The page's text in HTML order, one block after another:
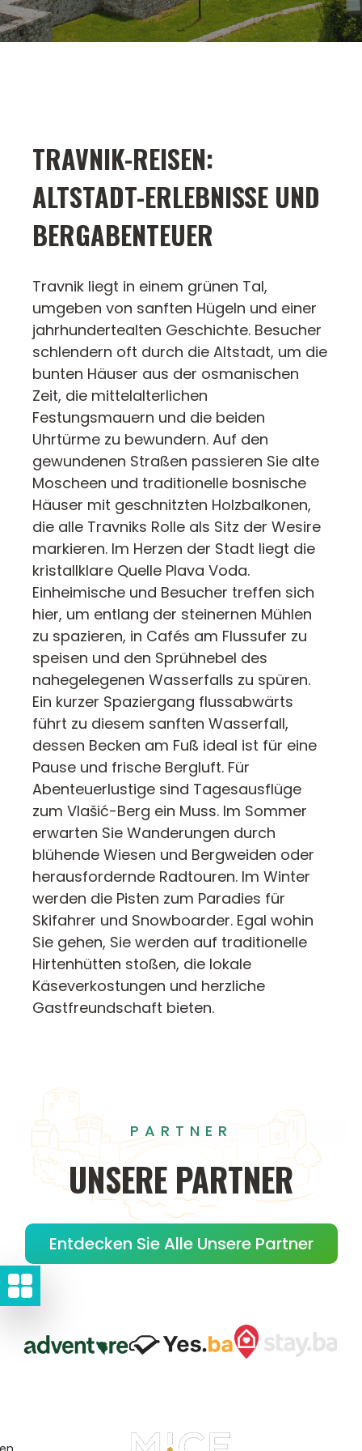
TRAVNIK-REISEN:
ALTSTADT-ERLEBNISSE UND
BERGABENTEUER
Travnik liegt in einem grünen Tal,
umgeben von sanften Hügeln und einer
jahrhundertealten Geschichte. Besucher
schlendern oft durch die Altstadt, um die
bunten Häuser aus der osmanischen
Zeit, die mittelalterlichen
Festungsmauern und die beiden
Uhrtürme zu bewundern. Auf den
gewundenen Straßen passieren Sie alte
Moscheen und traditionelle bosnische
Häuser mit geschnitzten Holzbalkonen,
die alle Travniks Rolle als Sitz der Wesire
markieren. Im Herzen der Stadt liegt die
kristallklare Quelle Plava Voda.
Einheimische und Besucher treffen sich
hier, um entlang der steinernen Mühlen
zu spazieren, in Cafés am Flussufer zu
speisen und den Sprühnebel des
nahegelegenen Wasserfalls zu spüren.
Ein kurzer Spaziergang flussabwärts
führt zu diesem sanften Wasserfall,
dessen Becken am Fuß ideal ist für eine
Pause und frische Bergluft. Für
Abenteuerlustige sind Tagesausflüge
zum Vlašić-Berg ein Muss. Im Sommer
erwarten Sie Wanderungen durch
blühende Wiesen und Bergweiden oder
herausfordernde Radtouren. Im Winter
werden die Pisten zum Paradies für
Skifahrer und Snowboarder. Egal wohin
Sie gehen, Sie werden auf traditionelle
Hirtenhütten stoßen, die lokale
Käseverkostungen und herzliche
Gastfreundschaft bieten.
PARTNER
UNSERE PARTNER
Entdecken Sie Alle Unsere Partner